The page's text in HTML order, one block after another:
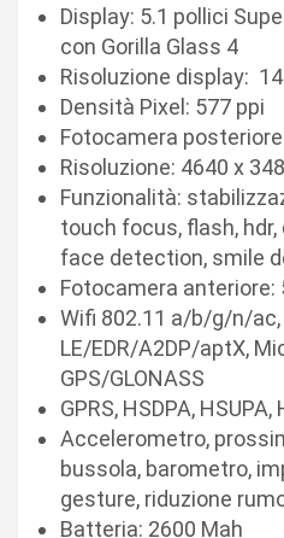
Display: 5.1 pollici
con Gorilla Glass 4
Risoluzione display:
Densità Pixel: 577 ppi
Fotocamera
Risoluzione: 4640 x
Funzionalità:
touch focus, flash,
face detection, smile
Fotocamera anteriore:
Wifi 802.11 a/b/g/n/
LE/EDR/A2DP/aptX,
GPS/GLONASS
GPRS, HSDPA, HSUPA,
Accelerometro,
bussola, barometro,
gesture, riduzione
Batteria: 2600 Mah